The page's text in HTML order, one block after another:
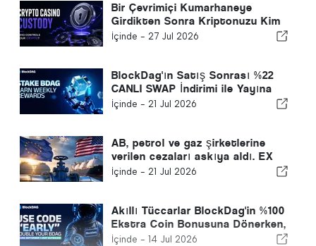
Bir Çevrimiçi Kumarhaneye
Girdikten Sonra Kriptonuzu Kim
Kontrol Eder?
İçinde - 27 Jul 2026
BlockDag'ın Satış Sonrası %22
CANLI SWAP İndirimi ile Yayına
Girerken Hyperliquid Geri
İçinde - 21 Jul 2026
AB, petrol ve gaz şirketlerine
verilen cezaları askıya aldı. EX
DeFi madenciliği ile günlük 7.000$
İçinde - 21 Jul 2026
Akıllı Tüccarlar BlockDag'in %100
Ekstra Coin Bonusuna Dönerken,
DeXe Crypto %22.61 Artarken ve
İçinde - 14 Jul 2026